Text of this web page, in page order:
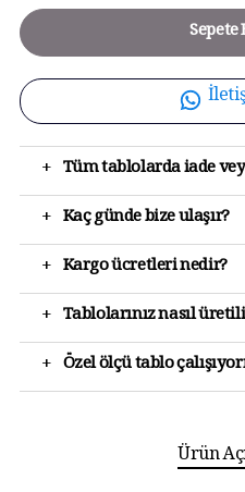
+ Tüm tablolarda iade
+ Kaç günde bize ulaşır?
+ Kargo ücretleri nedir?
+ Tablolarınız nasıl
+ Özel ölçü tablo
Ürün